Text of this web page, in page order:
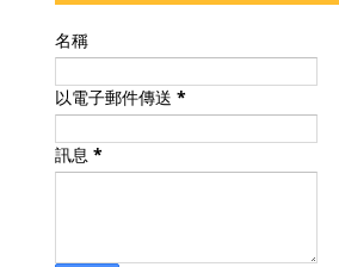
名稱
以電子郵件傳送*
訊息*